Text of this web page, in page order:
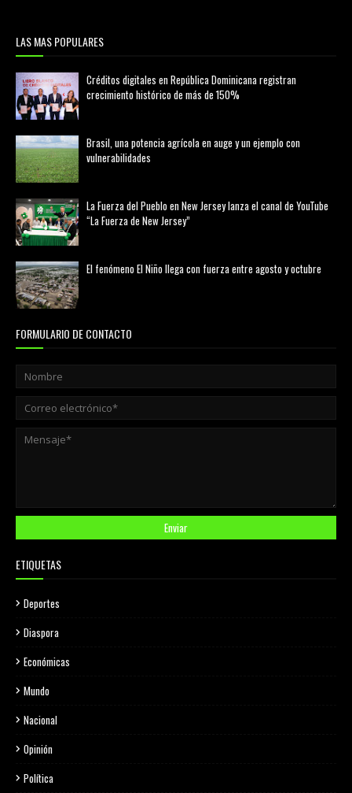
LAS MAS POPULARES
Créditos digitales en República Dominicana registran
crecimiento histórico de más de 150%
Brasil, una potencia agrícola en auge y un ejemplo con
vulnerabilidades
La Fuerza del Pueblo en New Jersey lanza el canal de YouTube
“La Fuerza de New Jersey”
El fenómeno El Niño llega con fuerza entre agosto y octubre
FORMULARIO DE CONTACTO
ETIQUETAS
Deportes
Diaspora
Económicas
Mundo
Nacional
Opinión
Política